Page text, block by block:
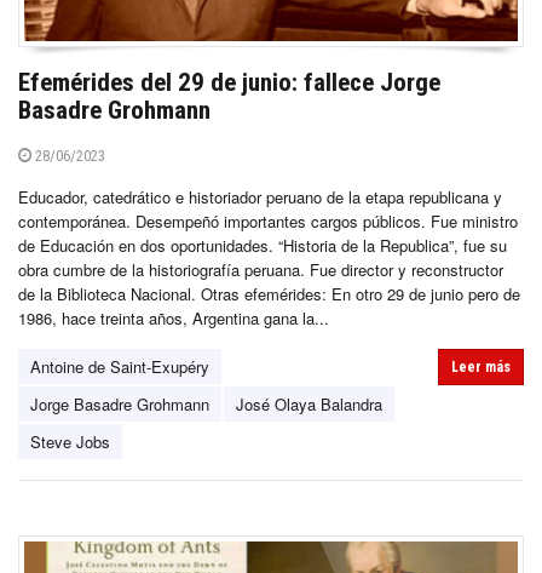
Efemérides del 29 de junio: fallece Jorge
Basadre Grohmann
28/06/2023
Educador, catedrático e historiador peruano de la etapa republicana y
contemporánea. Desempeñó importantes cargos públicos. Fue ministro
de Educación en dos oportunidades. “Historia de la Republica”, fue su
obra cumbre de la historiografía peruana. Fue director y reconstructor
de la Biblioteca Nacional. Otras efemérides: En otro 29 de junio pero de
1986, hace treinta años, Argentina gana la...
Antoine de Saint-Exupéry
Jorge Basadre Grohmann
José Olaya Balandra
Steve Jobs
Leer más